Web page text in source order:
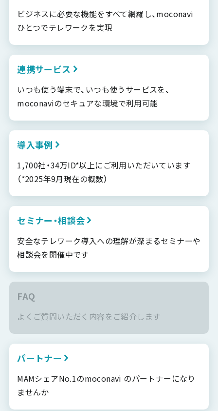
ビジネスに必要な機能をすべて網羅し、moconavi
ひとつでテレワークを実現
連携サービス
いつも使う端末で、いつも使うサービスを、
moconaviのセキュアな環境で利用可能
導入事例
1,700社・34万ID*以上にご利用いただいています
（*2025年9月現在の概数）
セミナー・相談会
安全なテレワーク導入への理解が深まるセミナーや
相談会を開催中です
FAQ
よくご質問いただく内容をご紹介します
パートナー
MAMシェアNo.1のmoconavi のパートナーになり
ませんか